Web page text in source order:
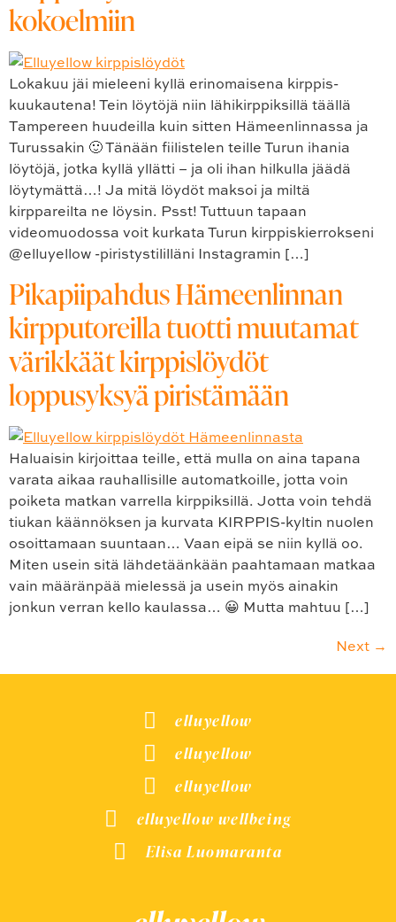
kokoelmiin
Lokakuu jäi mieleeni kyllä erinomaisena kirppis-
kuukautena! Tein löytöjä niin lähikirppiksillä täällä
Tampereen huudeilla kuin sitten Hämeenlinnassa ja
Turussakin 🙂 Tänään fiilistelen teille Turun ihania
löytöjä, jotka kyllä yllätti – ja oli ihan hilkulla jäädä
löytymättä…! Ja mitä löydöt maksoi ja miltä
kirppareilta ne löysin. Psst! Tuttuun tapaan
videomuodossa voit kurkata Turun kirppiskierrokseni
@elluyellow -piristystililläni Instagramin […]
Pikapiipahdus Hämeenlinnan
kirpputoreilla tuotti muutamat
värikkäät kirppislöydöt
loppusyksyä piristämään
Haluaisin kirjoittaa teille, että mulla on aina tapana
varata aikaa rauhallisille automatkoille, jotta voin
poiketa matkan varrella kirppiksillä. Jotta voin tehdä
tiukan käännöksen ja kurvata KIRPPIS-kyltin nuolen
osoittamaan suuntaan… Vaan eipä se niin kyllä oo.
Miten usein sitä lähdetäänkään paahtamaan matkaa
vain määränpää mielessä ja usein myös ainakin
jonkun verran kello kaulassa… 😀 Mutta mahtuu […]
Next →
elluyellow
elluyellow
elluyellow
elluyellow wellbeing
Elisa Luomaranta